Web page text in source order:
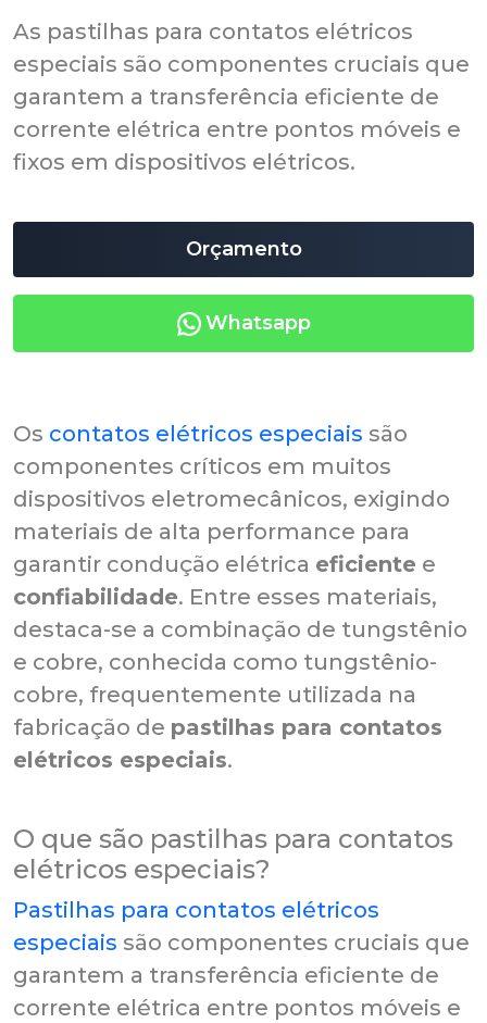
As pastilhas para contatos elétricos
especiais são componentes cruciais que
garantem a transferência eficiente de
corrente elétrica entre pontos móveis e
fixos em dispositivos elétricos.
Orçamento
Whatsapp
Os contatos elétricos especiais são
componentes críticos em muitos
dispositivos eletromecânicos, exigindo
materiais de alta performance para
garantir condução elétrica eficiente e
confiabilidade. Entre esses materiais,
destaca-se a combinação de tungstênio
e cobre, conhecida como tungstênio-
cobre, frequentemente utilizada na
fabricação de pastilhas para contatos
elétricos especiais.
O que são pastilhas para contatos
elétricos especiais?
Pastilhas para contatos elétricos
especiais são componentes cruciais que
garantem a transferência eficiente de
corrente elétrica entre pontos móveis e